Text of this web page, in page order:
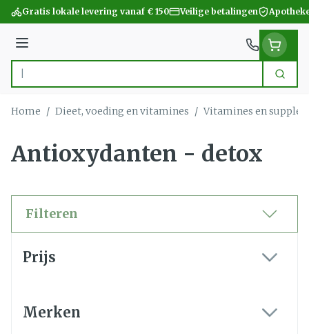
Ga naar de inhoud
Gratis lokale levering vanaf € 150 Veilige betalingen
Menu
Product, merk, categorie... Zoek
Home / Dieet, voeding en vitamines / Vitamines en
Antioxydanten - detox
Filteren
Prijs
Merken